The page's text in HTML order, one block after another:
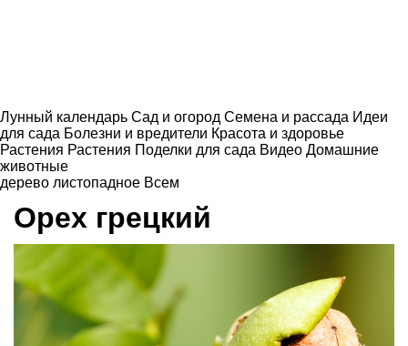
Лунный календарь Сад и огород Семена и рассада Идеи
для сада Болезни и вредители Красота и здоровье
Растения Растения Поделки для сада Видео Домашние
животные
дерево листопадное Всем
Орех грецкий